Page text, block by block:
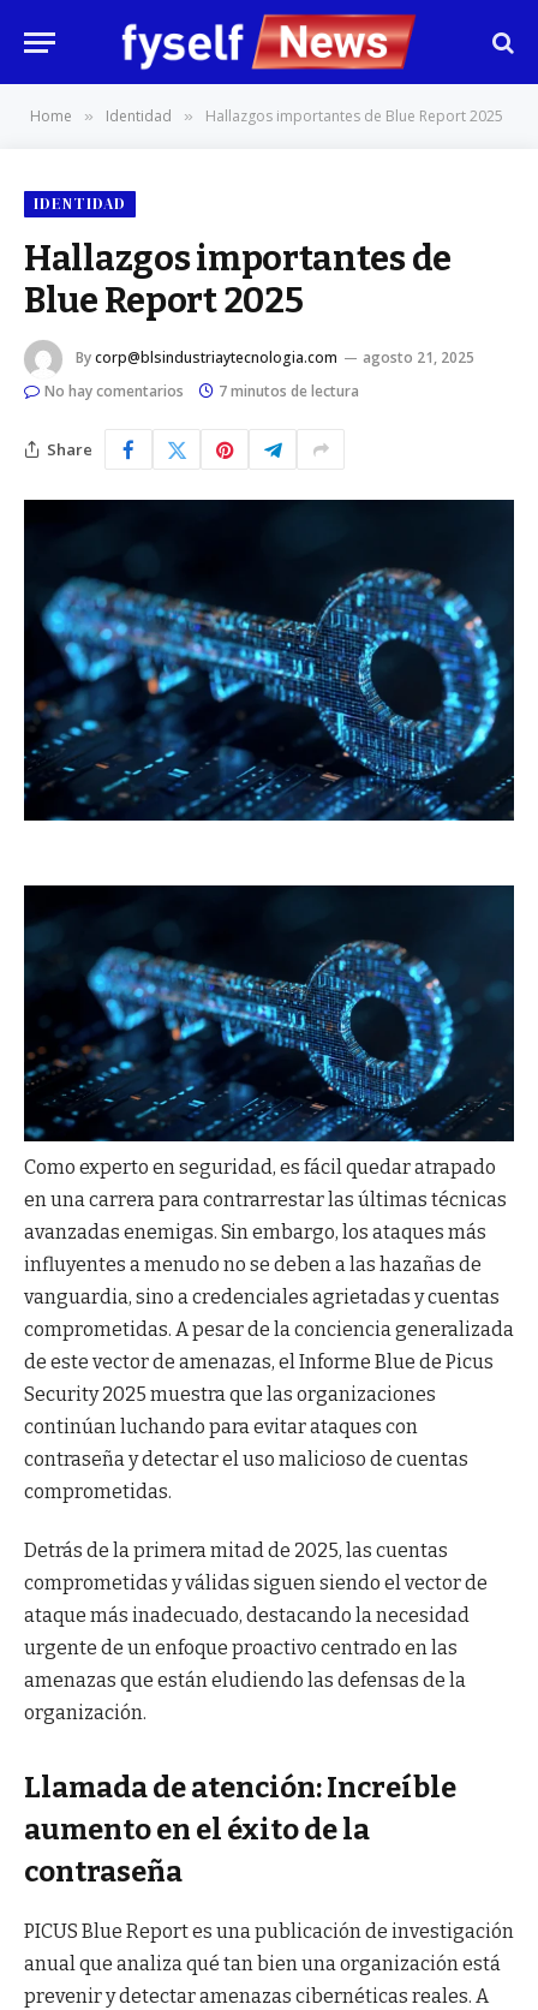
Home » Identidad » Hallazgos importantes de Blue Report 2025
IDENTIDAD
Hallazgos importantes de
Blue Report 2025
Bycorp@blsindustriaytecnologia.com
agosto 21, 2025
No hay comentarios
7 minutos de lectura
Share
Como experto en seguridad, es fácil quedar atrapado
en una carrera para contrarrestar las últimas técnicas
avanzadas enemigas. Sin embargo, los ataques más
influyentes a menudo no se deben a las hazañas de
vanguardia, sino a credenciales agrietadas y cuentas
comprometidas. A pesar de la conciencia generalizada
de este vector de amenazas, el Informe Blue de Picus
Security 2025 muestra que las organizaciones
continúan luchando para evitar ataques con
contraseña y detectar el uso malicioso de cuentas
comprometidas.
Detrás de la primera mitad de 2025, las cuentas
comprometidas y válidas siguen siendo el vector de
ataque más inadecuado, destacando la necesidad
urgente de un enfoque proactivo centrado en las
amenazas que están eludiendo las defensas de la
organización.
Llamada de atención: Increíble
aumento en el éxito de la
contraseña
PICUS Blue Report es una publicación de investigación
anual que analiza qué tan bien una organización está
prevenir y detectar amenazas cibernéticas reales. A